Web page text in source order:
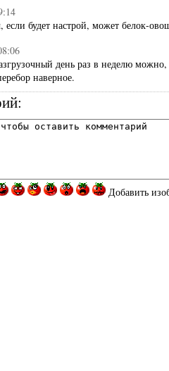
будет настрой, может белок-
день раз в неделю можно,
наверное.
Добавить